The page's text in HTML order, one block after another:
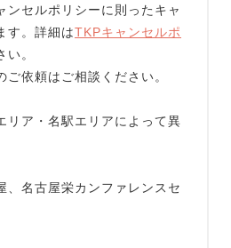
セルポリシーに則ったキャ
す。詳細はTKPキャンセルポ
い。
依頼はご相談ください。
リア・名駅エリアによって異
、名古屋栄カンファレンスセ